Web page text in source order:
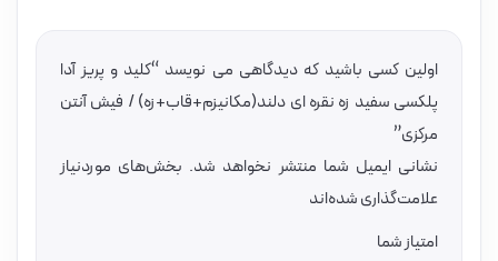
اولین کسی باشید که دیدگاهی می نویسد “کلید و پریز آدا
پلکسی سفید زه نقره ای دلند(مکانیزم+قاب+زه) / فیش آنتن
مرکزی”
نشانی ایمیل شما منتشر نخواهد شد. بخش‌های موردنیاز
علامت‌گذاری شده‌اند
امتیاز شما